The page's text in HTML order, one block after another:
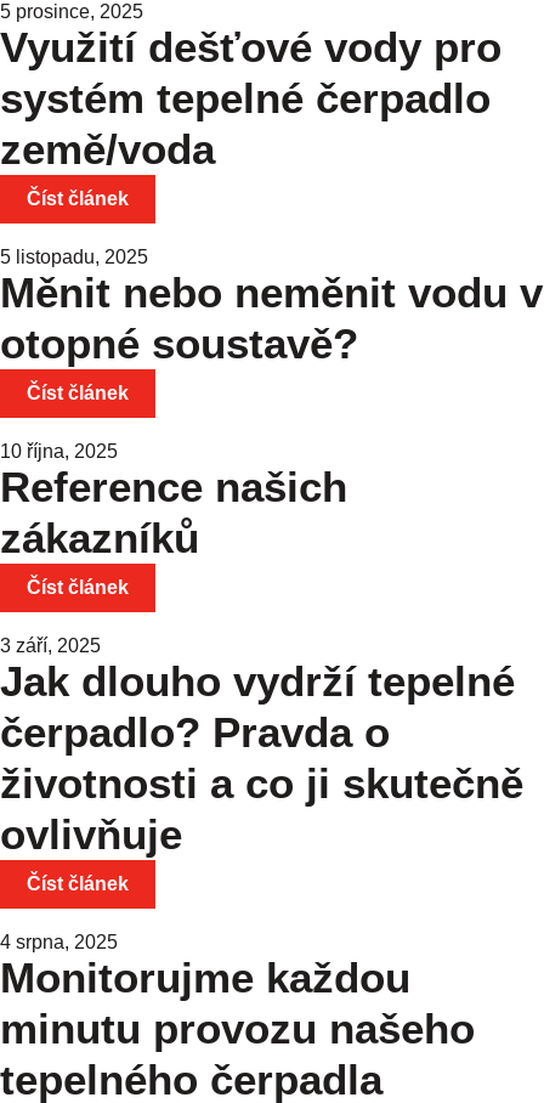
5 prosince, 2025
Využití dešťové vody pro
systém tepelné čerpadlo
země/voda
Číst článek
5 listopadu, 2025
Měnit nebo neměnit vodu v
otopné soustavě?
Číst článek
10 října, 2025
Reference našich
zákazníků
Číst článek
3 září, 2025
Jak dlouho vydrží tepelné
čerpadlo? Pravda o
životnosti a co ji skutečně
ovlivňuje
Číst článek
4 srpna, 2025
Monitorujme každou
minutu provozu našeho
tepelného čerpadla